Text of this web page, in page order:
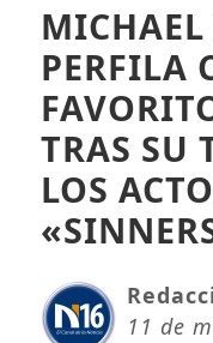
MICHAEL
PERFILA
TRAS SU
LOS
11 de